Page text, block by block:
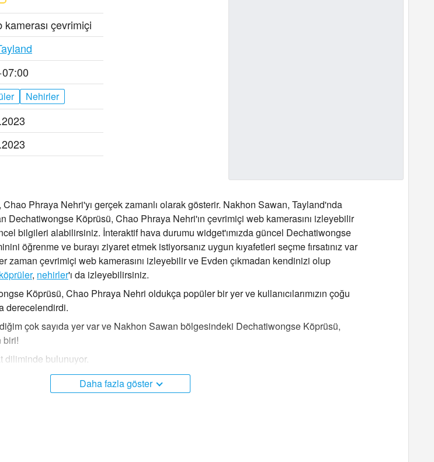
kamerası çevrimiçi
Nehirler
Phraya Nehri'yı gerçek zamanlı olarak gösterir. Nakhon Sawan, Tayland'nda
Dechatiwongse Köprüsü, Chao Phraya Nehri'ın çevrimiçi web kamerasını izleyebilir
bilgileri alabilirsiniz. İnteraktif hava durumu widget'ımızda güncel Dechatiwongse
öğrenme ve burayı ziyaret etmek istiyorsanız uygun kıyafetleri seçme fırsatınız var
zaman çevrimiçi web kamerasını izleyebilir ve Evden çıkmadan kendinizi olup
köprüler, nehirler'ı da izleyebilirsiniz.
Köprüsü, Chao Phraya Nehri oldukça popüler bir yer ve kullanıcılarımızın çoğu
derecelendirdi.
çok sayıda yer var ve Nakhon Sawan bölgesindeki Dechatiwongse Köprüsü,
biri!
diliminde bulunuyor.
Daha fazla göster